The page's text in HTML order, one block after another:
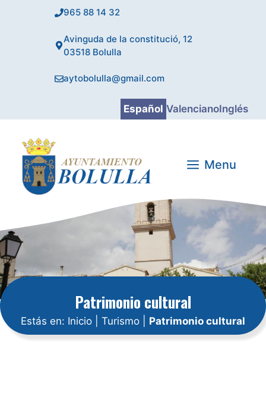
965 88 14 32
Avinguda de la constitució, 12
03518 Bolulla
aytobolulla@gmail.com
Español ValencianoInglés
Menu
Patrimonio cultural
Estás en: Inicio Turismo Patrimonio cultural